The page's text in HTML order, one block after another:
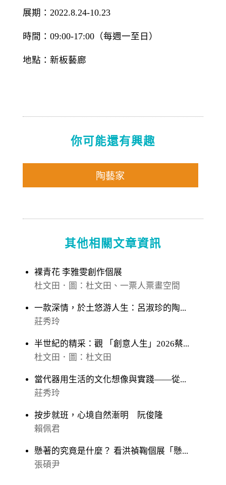
展期： 2022.8.24-10.23
時間： 09:00-17:00（每週一至日）
地點：新板藝廊
你可能還有興趣
陶藝家
其他相關文章資訊
裸青花 李雅雯創作個展
杜文田．圖：杜文田、一票人票畫空間
一款深情，於土悠游人生：呂淑珍的陶...
莊秀玲
半世紀的精采：觀 「創意人生」2026蔡...
杜文田．圖：杜文田
當代器用生活的文化想像與實踐——從...
莊秀玲
按步就班，心境自然漸明 阮俊隆
賴佩君
懸著的究竟是什麼？ 看洪禎鞠個展「懸...
張碩尹